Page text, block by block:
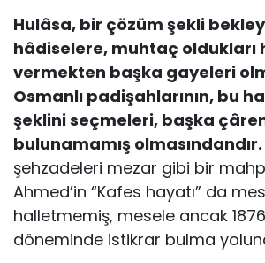
Hulâsa, bir çözüm şekli
hâdiselere, muhtaç oldukları
vermekten başka gayeleri
Osmanlı padişahlarının, bu
şeklini seçmeleri, başka
bulunamamış olmasındandır.
şehzadeleri mezar gibi bir
Ahmed’in “Kafes hayatı” da
halletmemiş, mesele ancak
döneminde istikrar bulma